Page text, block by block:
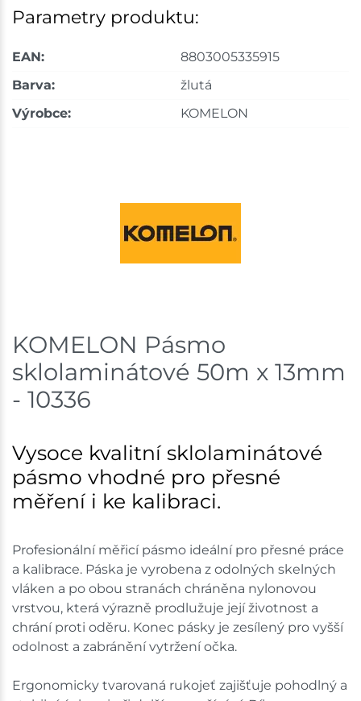
Skladem na prodejně - doručení do 7 dnů
Skladové množství na prodejnách je pouze orientační.
Ceny na prodejnách se mohou lišit od cen na e-
shopu.
Parametry produktu:
EAN:
8803005335915
Barva:
žlutá
Výrobce:
KOMELON
KOMELON Pásmo
sklolaminátové 50m x 13mm
- 10336
Vysoce kvalitní sklolaminátové
pásmo vhodné pro přesné
měření i ke kalibraci.
Profesionální měřicí pásmo ideální pro přesné práce
a kalibrace. Páska je vyrobena z odolných skelných
vláken a po obou stranách chráněna nylonovou
vrstvou, která výrazně prodlužuje její životnost a
chrání proti oděru. Konec pásky je zesílený pro vyšší
odolnost a zabránění vytržení očka.
Ergonomicky tvarovaná rukojeť zajišťuje pohodlný a